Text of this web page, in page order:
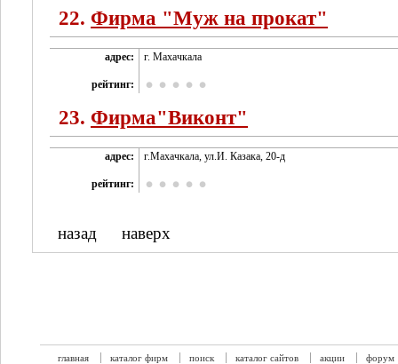
22. Фирма "Муж на прокат"
адрес: г. Махачкала
рейтинг:
23. Фирма"Виконт"
адрес: г.Махачкала, ул.И. Казака, 20-д
рейтинг:
назад наверх
главная каталог фирм поиск каталог сайтов акции форум